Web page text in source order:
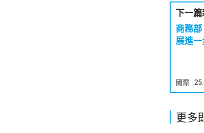
下一篇
商務
展進
國際
更多